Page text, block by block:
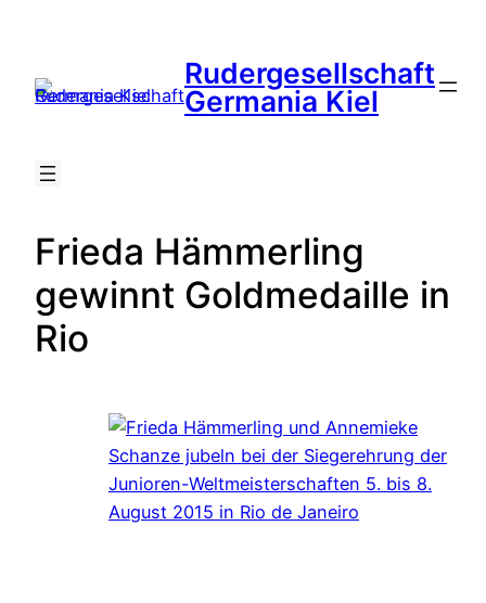
springen
Rudergesellschaft
Germania Kiel
Frieda Hämmerling
gewinnt Goldmedaille in
Rio